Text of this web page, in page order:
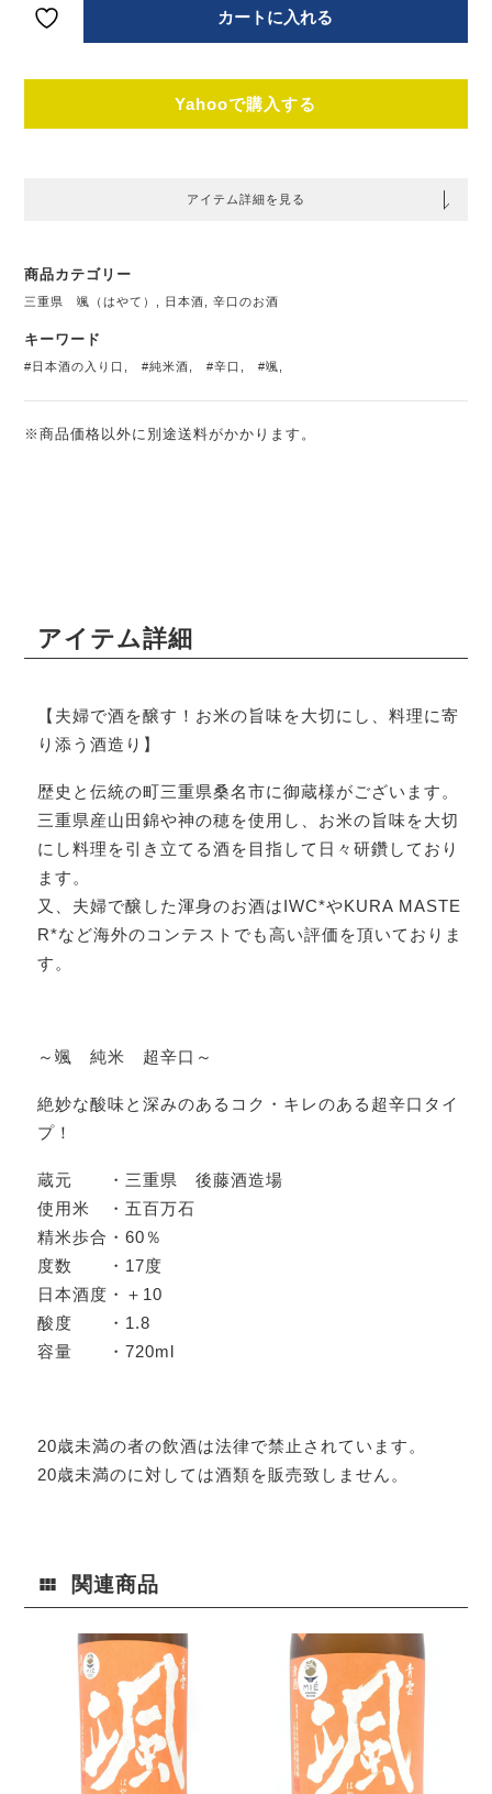
カートに入れる
Yahooで購入する
アイテム詳細を見る
商品カテゴリー
三重県 颯（はやて） 日本酒 ,辛口のお酒
キーワード
#日本酒の入り口 ,#純米酒 ,#辛口 ,#颯
※商品価格以外に別途送料がかかります。
アイテム詳細
【夫婦で酒を醸す！お米の旨味を大切にし、料理に寄
り添う酒造り】
歴史と伝統の町三重県桑名市に御蔵様がございます。
三重県産山田錦や神の穂を使用し、お米の旨味を大切
にし料理を引き立てる酒を目指して日々研鑽しており
ます。
又、夫婦で醸した渾身のお酒はIWC*やKURA MASTE
R*など海外のコンテストでも高い評価を頂いておりま
す。
～颯 純米 超辛口～
絶妙な酸味と深みのあるコク・キレのある超辛口タイ
プ！
蔵元 ・三重県 後藤酒造場
使用米 ・五百万石
精米歩合・60％
度数 ・17度
日本酒度・＋10
酸度 ・1.8
容量 ・720ml
20歳未満の者の飲酒は法律で禁止されています。
20歳未満のに対しては酒類を販売致しません。
関連商品